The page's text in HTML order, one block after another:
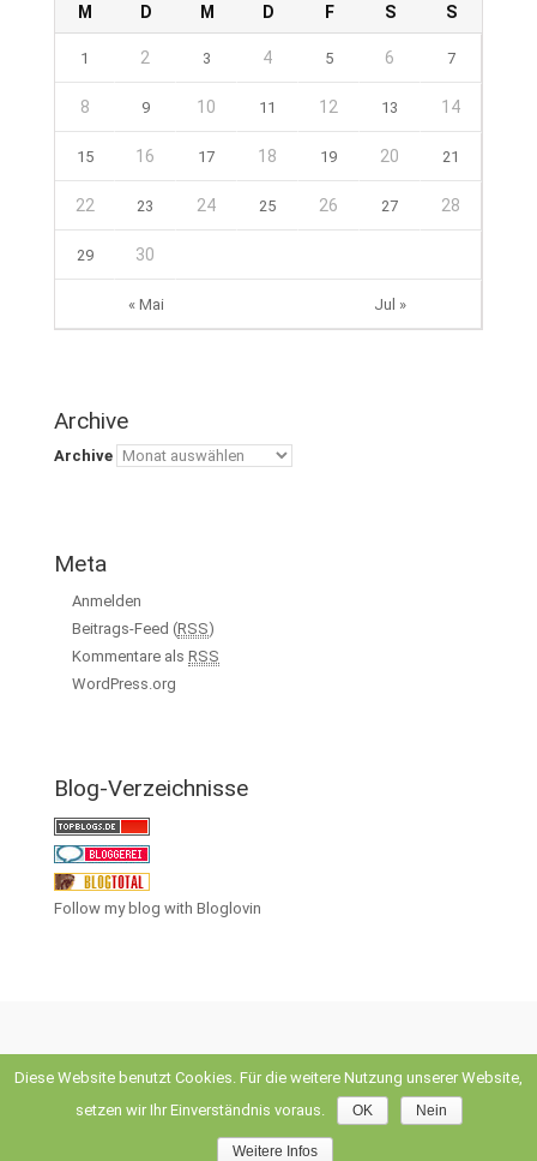
M D M D F S S
« Mai Jul »
1 2 3 4 5 6 7
8 9 10 11 12 13 14
15 16 17 18 19 20 21
22 23 24 25 26 27 28
29 30
Archive
Archive
Meta
Anmelden
Beitrags-Feed (RSS)
Kommentare als RSS
WordPress.org
Blog-Verzeichnisse
Follow my blog with Bloglovin
theme by Theme4Press • Powered byWordPress
Diese Website benutzt Cookies. Für die weitere Nutzung unserer Website,
setzen wir Ihr Einverständnis voraus.
OK Nein
Weitere Infos